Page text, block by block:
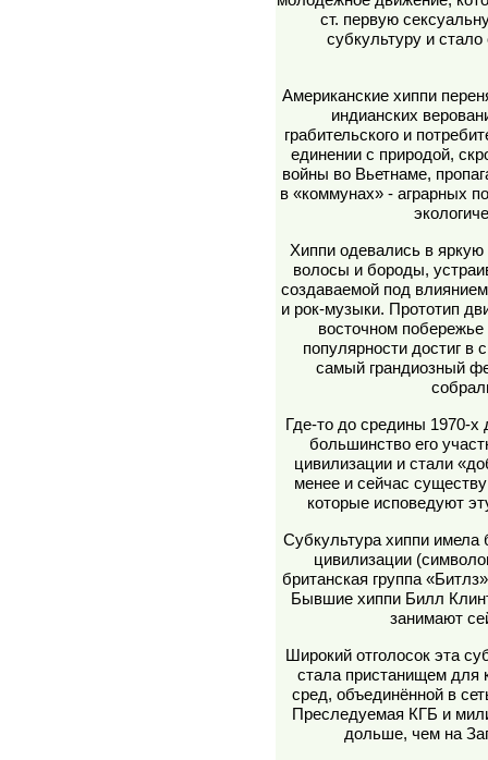
ст. первую
субкультуру и
Американские хиппи
индианских
грабительского и
единении с природой,
войны во Вьетнаме,
в «коммунах» - аграрных
Хиппи одевались в
волосы и бороды,
создаваемой под
и рок-музыки. Прототип
восточном
популярности достиг в
самый грандиозный
Где-то до средины 1970-х
большинство его
цивилизации и стали
менее и сейчас
которые исповедуют
Субкультура хиппи имела
цивилизации
британская группа
Бывшие хиппи Билл
занимают
Широкий отголосок эта
стала пристанищем для
сред, объединённой в
Преследуемая КГБ и
дольше, чем на